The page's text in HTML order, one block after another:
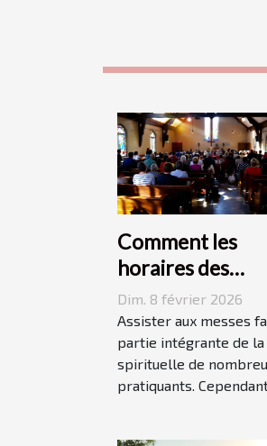
Comment les
horaires des
messes facilitent
vie des
?
Dim. 8 février 2026
Assister aux messes
partie intégrante de la
spirituelle de
pratiquants.